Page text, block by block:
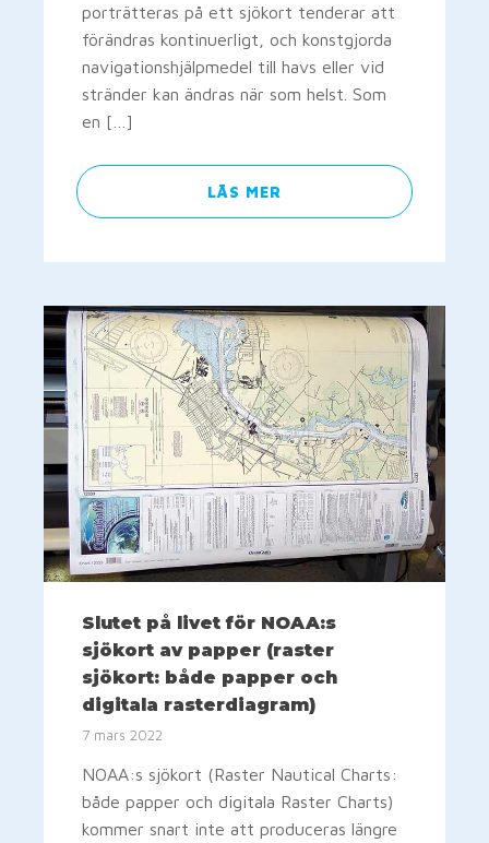
porträtteras på ett sjökort tenderar att
förändras kontinuerligt, och konstgjorda
navigationshjälpmedel till havs eller vid
stränder kan ändras när som helst. Som
en […]
LÄS MER
Slutet på livet för NOAA:s
sjökort av papper (raster
sjökort: både papper och
digitala rasterdiagram)
7 mars 2022
NOAA:s sjökort (Raster Nautical Charts:
både papper och digitala Raster Charts)
kommer snart inte att produceras längre